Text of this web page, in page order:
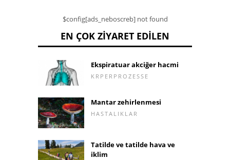
$config[ads_neboscreb] not found
EN ÇOK ZIYARET EDILEN
Ekspiratuar akciğer hacmi
KRPERPROZESSE
Mantar zehirlenmesi
HASTALIKLAR
Tatilde ve tatilde hava ve
iklim